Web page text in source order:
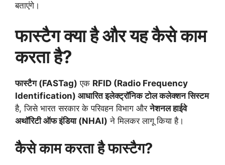
बताएंगे।
फास्टैग क्या है और यह कैसे काम
करता है?
फास्टैग (FASTag) एक RFID (Radio Frequency
Identification) आधारित इलेक्ट्रॉनिक टोल कलेक्शन सिस्टम
है, जिसे भारत सरकार के परिवहन विभाग औरनेशनल हाईवे
अथॉरिटी ऑफ इंडिया (NHAI) ने मिलकर लागू किया है।
कैसे काम करता है फास्टैग?